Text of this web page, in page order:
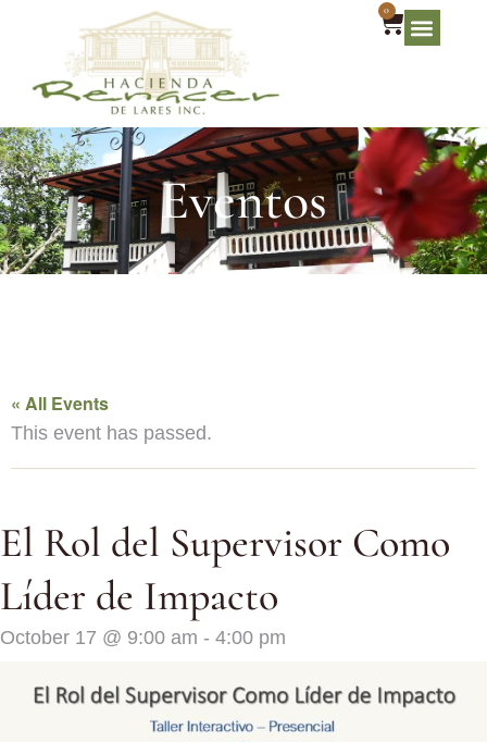
0
Eventos
« All Events
This event has passed.
El Rol del Supervisor Como
Líder de Impacto
October 17 @ 9:00 am - 4:00 pm